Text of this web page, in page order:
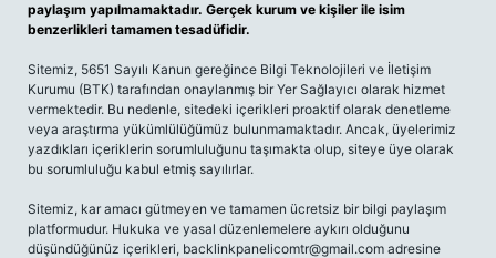
paylaşım yapılmamaktadır. Gerçek kurum ve kişiler ile isim
benzerlikleri tamamen tesadüfidir.
Sitemiz, 5651 Sayılı Kanun gereğince Bilgi Teknolojileri ve İletişim
Kurumu (BTK) tarafından onaylanmış bir Yer Sağlayıcı olarak hizmet
vermektedir. Bu nedenle, sitedeki içerikleri proaktif olarak denetleme
veya araştırma yükümlülüğümüz bulunmamaktadır. Ancak, üyelerimiz
yazdıkları içeriklerin sorumluluğunu taşımakta olup, siteye üye olarak
bu sorumluluğu kabul etmiş sayılırlar.
Sitemiz, kar amacı gütmeyen ve tamamen ücretsiz bir bilgi paylaşım
platformudur. Hukuka ve yasal düzenlemelere aykırı olduğunu
düşündüğünüz içerikleri, backlinkpanelicomtr@gmail.com adresine